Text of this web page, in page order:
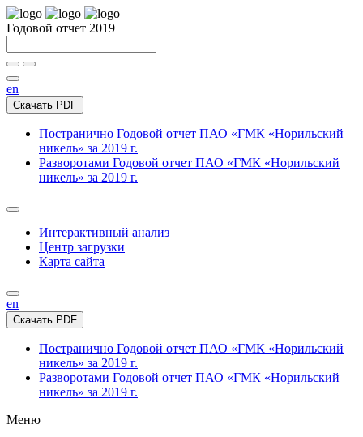
Годовой отчет 2019
en
Скачать PDF
Постранично Годовой отчет ПАО «ГМК «Норильский
никель» за 2019 г.
Разворотами Годовой отчет ПАО «ГМК «Норильский
никель» за 2019 г.
Интерактивный анализ
Центр загрузки
Карта сайта
en
Скачать PDF
Постранично Годовой отчет ПАО «ГМК «Норильский
никель» за 2019 г.
Разворотами Годовой отчет ПАО «ГМК «Норильский
никель» за 2019 г.
Меню